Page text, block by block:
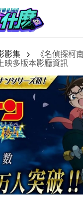
影集
《名偵探柯
映多版本影廳資訊